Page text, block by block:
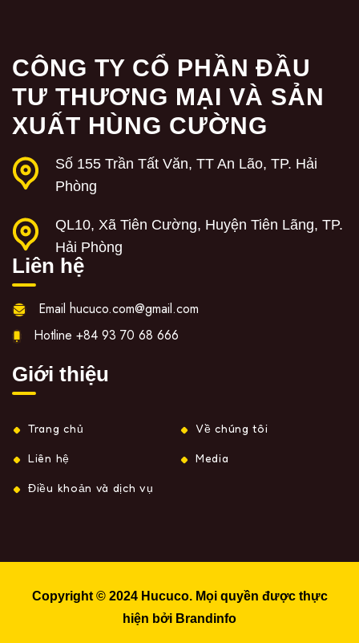
CÔNG TY CỔ PHẦN ĐẦU
TƯ THƯƠNG MẠI VÀ SẢN
XUẤT HÙNG CƯỜNG
Số 155 Trần Tất Văn, TT An Lão, TP. Hải
Phòng
QL10, Xã Tiên Cường, Huyện Tiên Lãng, TP.
Hải Phòng
Liên hệ
Email hucuco.com@gmail.com
Hotline +84 93 70 68 666
Giới thiệu
Trang chủ Về chúng tôi
Liên hệ Media
Điều khoản và dịch vụ
Copyright © 2024 Hucuco. Mọi quyền được thực
hiện bởi Brandinfo